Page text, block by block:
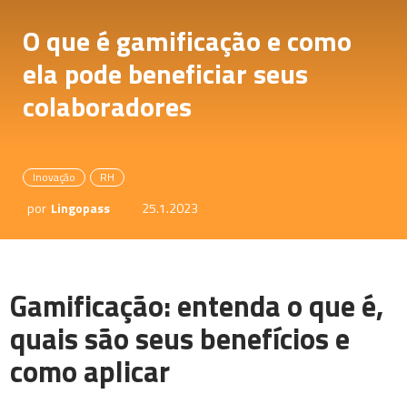
O que é gamificação e como
ela pode beneficiar seus
colaboradores
Inovação RH
por Lingopass 25.1.2023
Gamificação: entenda o que é,
quais são seus benefícios e
como aplicar